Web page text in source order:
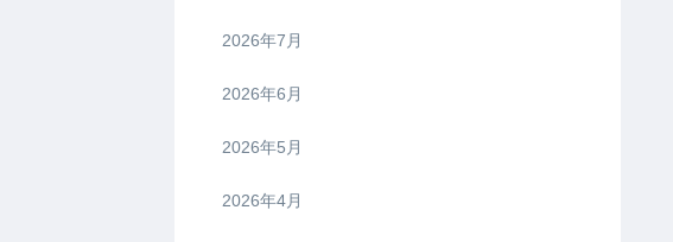
2026年7月
2026年6月
2026年5月
2026年4月